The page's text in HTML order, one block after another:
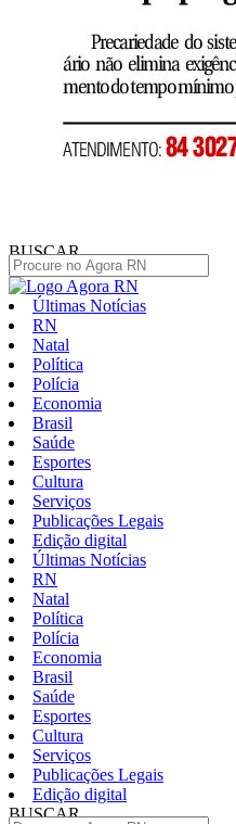
BUSCAR
Últimas Notícias
RN
Natal
Política
Polícia
Economia
Brasil
Saúde
Esportes
Cultura
Serviços
Publicações Legais
Edição digital
Últimas Notícias
RN
Natal
Política
Polícia
Economia
Brasil
Saúde
Esportes
Cultura
Serviços
Publicações Legais
Edição digital
BUSCAR